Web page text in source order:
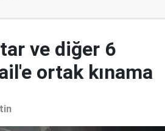
ve diğer 6
ortak kınama